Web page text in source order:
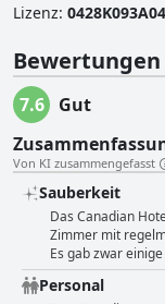
Lizenz:
Bewertungen
7.6
Gut
Von KI zusammengefasst
Sauberkeit
Das Canadian
Zimmer mit
Es gab zwar
Zimmern, aber
sauber. In einigen
Personal